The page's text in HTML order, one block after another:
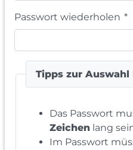
Passwort wiederholen *
Tipps zur Auswahl
Das Passwort
Zeichen lang
Im Passwort